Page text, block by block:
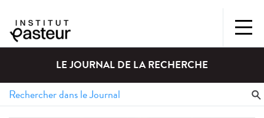
LE JOURNAL DE LA RECHERCHE